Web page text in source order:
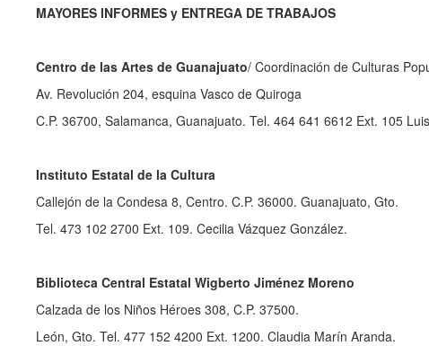
MAYORES INFORMES y ENTREGA DE TRABAJOS
Centro de las Artes de Guanajuato/ Coordinación de Culturas
Av. Revolución 204, esquina Vasco de Quiroga
C.P. 36700, Salamanca, Guanajuato. Tel. 464
Instituto Estatal de la Cultura
Callejón de la Condesa 8, Centro. C.P. 36000. Guanajuato, Gto.
Tel. 473 102 2700 Ext. 109. Cecilia Vázquez González.
Biblioteca Central Estatal Wigberto Jiménez Moreno
Calzada de los Niños Héroes 308, C.P. 37500.
León, Gto. Tel. 477 152 4200 Ext. 1200. Claudia Marín Aranda.